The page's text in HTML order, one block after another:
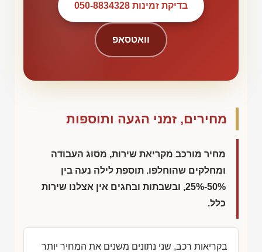
בדיקת זמינות 050-8834328
וואטסאפ
מחירים, זמני הגעה ותוספות
מחיר מורכב מקריאת שירות, מסוג העבודה
ומחלקים שהוחלפו. תוספת לילה נעה בין
50%-25%, ובשבתות ובחגים אין אצלנו שירות
כלל.
בקריאות רכב, שני נתונים משנים את המחיר יותר